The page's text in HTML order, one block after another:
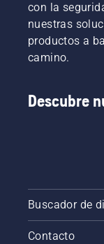
con la
nuestras
productos a
camino.
Descubre
Buscador de
Contacto